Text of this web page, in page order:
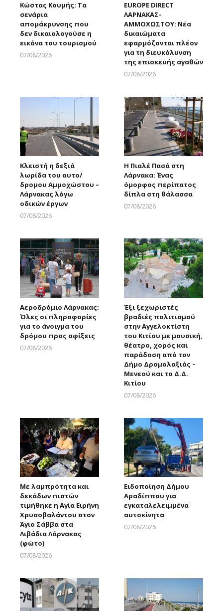
Κώστας Κουμής: Τα
σενάρια
απομάκρυνσης που
δεν δικαιολογούσε η
εικόνα του τουρισμού
07/08/2026
EUROPE DIRECT
ΛΑΡΝΑΚΑΣ-
ΑΜΜΟΧΩΣΤΟΥ: Νέα
δικαιώματα
εφαρμόζονται πλέον
για τη διευκόλυνση
της επισκευής αγαθών
07/08/2026
Κλειστή η δεξιά
λωρίδα του αυτο/
δρομου Αμμοχώστου –
Λάρνακας λόγω
οδικών έργων
07/08/2026
Η Πιαλέ Πασά στη
Λάρνακα: Ένας
όμορφος περίπατος
δίπλα στη θάλασσα
07/08/2026
Αεροδρόμιο Λάρνακας:
Όλες οι πληροφορίες
για το άνοιγμα του
δρόμου προς αφίξεις
07/08/2026
Έξι ξεχωριστές
βραδιές πολιτισμού
στην Αγγελοκτίστη
του Κιτίου με μουσική,
θέατρο, χορός και
παράδοση από τον
Δήμο Δρομολαξιάς –
Μενεού και το Δ.Δ.
Κιτίου
07/08/2026
Με λαμπρότητα και
δεκάδων πιστών
τιμήθηκε η Αγία Ειρήνη
Χρυσοβαλάντου στον
Άγιο Σάββα στα
Λιβάδια Λάρνακας
(φώτο)
07/08/2026
Ειδοποίηση Δήμου
Αραδίππου για
εγκαταλελειμμένα
αυτοκίνητα
07/08/2026